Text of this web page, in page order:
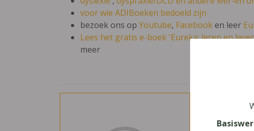
voor wie ADIBoeken bedoeld zijn
bezoek ons op Youtube, Facebooken leer
Lees het gratis e-boek 'Eureka: leren en
meer
C'est
Vak